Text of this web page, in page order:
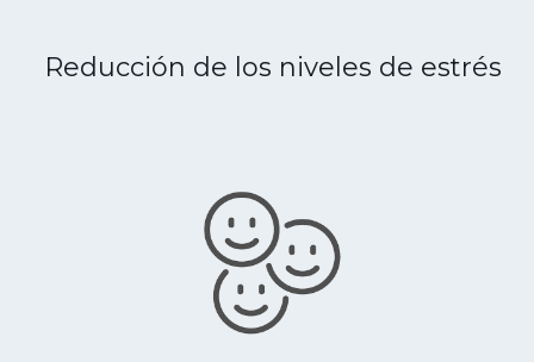
Reducción de los niveles de estrés